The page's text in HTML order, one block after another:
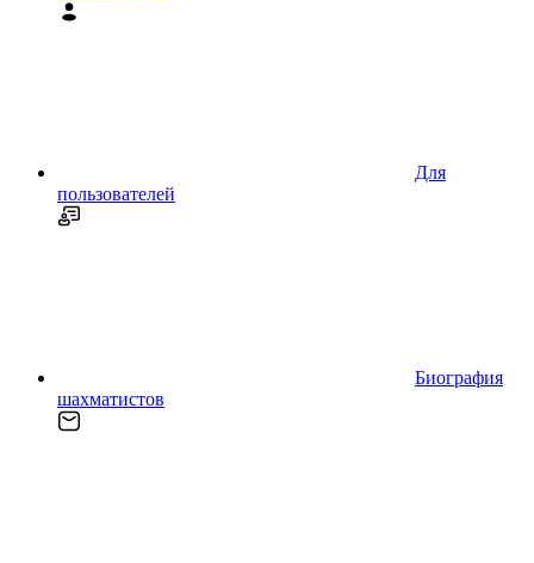
Для
пользователей
Биография
шахматистов